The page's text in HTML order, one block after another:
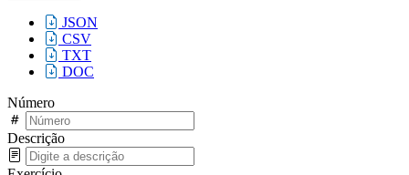
JSON
CSV
TXT
DOC
Número
Descrição